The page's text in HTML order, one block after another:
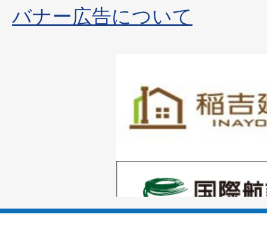
バナー広告について
枚
目
ラ
枚